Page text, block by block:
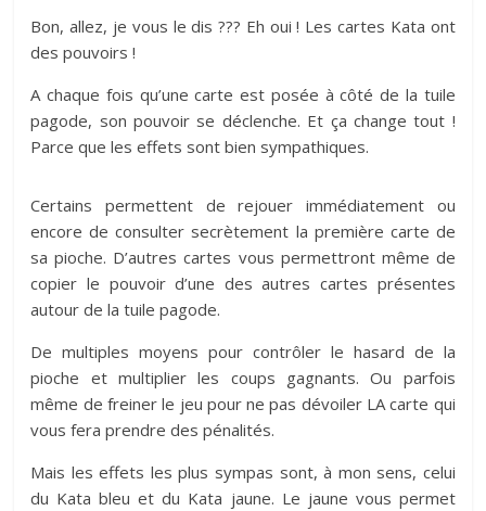
Bon, allez, je vous le dis ??? Eh oui ! Les cartes Kata ont
des pouvoirs !
A chaque fois qu’une carte est posée à côté de la tuile
pagode, son pouvoir se déclenche. Et ça change tout !
Parce que les effets sont bien sympathiques.
Certains permettent de rejouer immédiatement ou
encore de consulter secrètement la première carte de
sa pioche. D’autres cartes vous permettront même de
copier le pouvoir d’une des autres cartes présentes
autour de la tuile pagode.
De multiples moyens pour contrôler le hasard de la
pioche et multiplier les coups gagnants. Ou parfois
même de freiner le jeu pour ne pas dévoiler LA carte qui
vous fera prendre des pénalités.
Mais les effets les plus sympas sont, à mon sens, celui
du Kata bleu et du Kata jaune. Le jaune vous permet